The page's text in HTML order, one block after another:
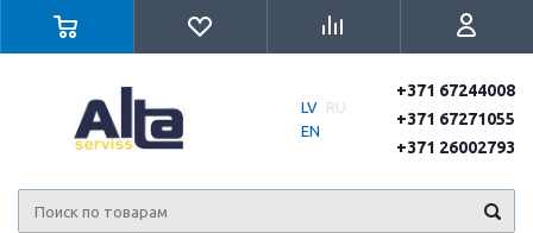
LV RU
EN
+371 67244008
+371 67271055
+371 26002793